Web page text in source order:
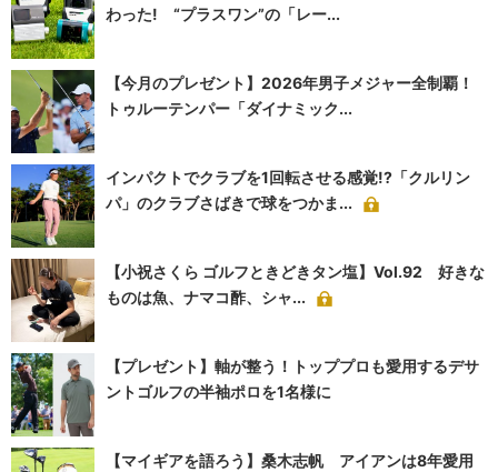
わった! “プラスワン”の「レー...
【今月のプレゼント】2026年男子メジャー全制覇！
トゥルーテンパー「ダイナミック...
インパクトでクラブを1回転させる感覚!?「クルリン
パ」のクラブさばきで球をつかま...
【小祝さくら ゴルフときどきタン塩】Vol.92 好きな
ものは魚、ナマコ酢、シャ...
【プレゼント】軸が整う！トッププロも愛用するデサ
ントゴルフの半袖ポロを1名様に
【マイギアを語ろう】桑木志帆 アイアンは8年愛用